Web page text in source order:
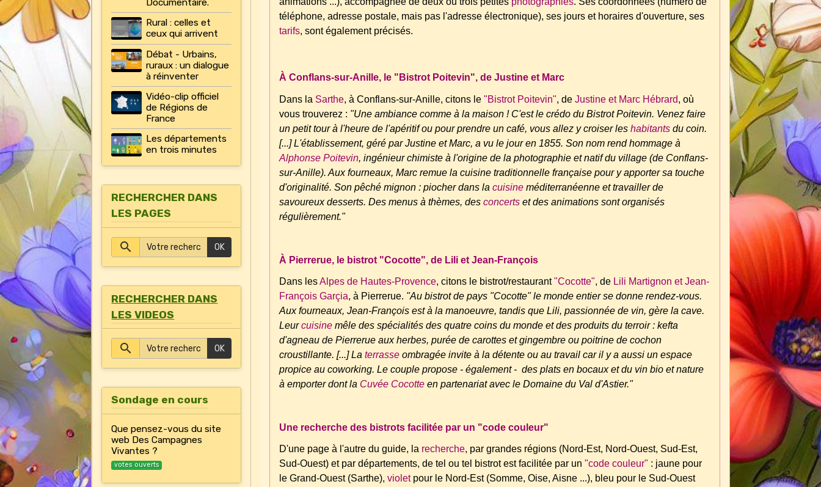
téléphone, adresse postale, mais pas l'adresse électronique), ses jours et horaires d'ouverture, ses
tarifs, sont également précisés.
À Conflans-sur-Anille, le "Bistrot Poitevin", de Justine et Marc
Dans la Sarthe, à Conflans-sur-Anille, citons le "Bistrot Poitevin", deJustine et Marc Hébrard, où
vous trouverez : "Une ambiance comme à la maison ! C'est le crédo du Bistrot Poitevin. Venez faire
un petit tour à l'heure de l'apéritif ou pour prendre un café, vous allez y croiser les habitants du coin.
[...] L'établissement, géré par Justine et Marc, a vu le jour en 1855. Son nom rend hommage à
Alphonse Poitevin, ingénieur chimiste à l'origine de la photographie et natif du village (de Conflans-
sur-Anille). Aux fourneaux, Marc remue la cuisine traditionnelle française pour y apporter sa touche
d'originalité. Son pêché mignon : piocher dans la cuisine méditerranéenne et travailler de
savoureux desserts. Des menus à thèmes, des concerts et des animations sont organisés
régulièrement."
À Pierrerue, le bistrot "Cocotte", de Lili et Jean-François
Dans lesAlpes de Hautes-Provence, citons le bistrot/restaurant"Cocotte", de Lili Martignon et Jean-
François Garçia, à Pierrerue. "Au bistrot de pays "Cocotte" le monde entier se donne rendez-vous.
Aux fourneaux, Jean-François est à la manoeuvre, tandis que Lili, passionnée de vin, gère la cave.
Leurcuisine mêle des spécialités des quatre coins du monde et des produits du terroir : kefta
d'agneau de Pierrerue aux herbes, purée de carottes et gingembre ou poitrine de cochon
croustillante. [...] La terrasse ombragée invite à la détente ou au travail car il y a aussi un espace
propice au coworking. Le couple propose - également - des plats en bocaux et du vin bio et nature
à emporter dont la Cuvée Cocotte en partenariat avec le Domaine du Val d'Astier."
Une recherche des bistrots facilitée par un "code couleur"
D'une page à l'autre du guide, la recherche, par grandes régions (Nord-Est, Nord-Ouest, Sud-Est,
Sud-Ouest) et par départements, de tel ou tel bistrot est facilitée par un"code couleur" : jaune pour
le Grand-Ouest (Sarthe), violetpour le Nord-Est (Somme, Oise, Aisne ...), bleu pour le Sud-Ouest
Documentaire.
Rural : celles et
ceux qui arrivent
Débat - Urbains,
ruraux : un dialogue
à réinventer
Vidéo-clip officiel
de Régions de
France
Les départements
en trois minutes
RECHERCHER DANS
LES PAGES
OK
RECHERCHER DANS
LES VIDEOS
OK
Sondage en cours
Que pensez-vous du site
web Des Campagnes
Vivantes ?
votes ouverts